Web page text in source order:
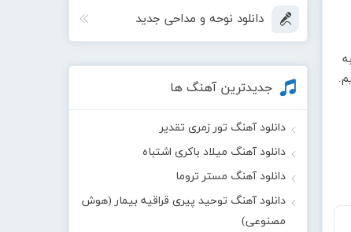
دانلود نوحه و مداحی جدید
جدیدترین آهنگ ها
دانلود آهنگ تور زمری تقدیر
دانلود آهنگ میلاد باکری اشتباه
دانلود آهنگ مستر تروما
دانلود آهنگ توحید پیری قراقیه بیمار (هوش
مصنوعی)